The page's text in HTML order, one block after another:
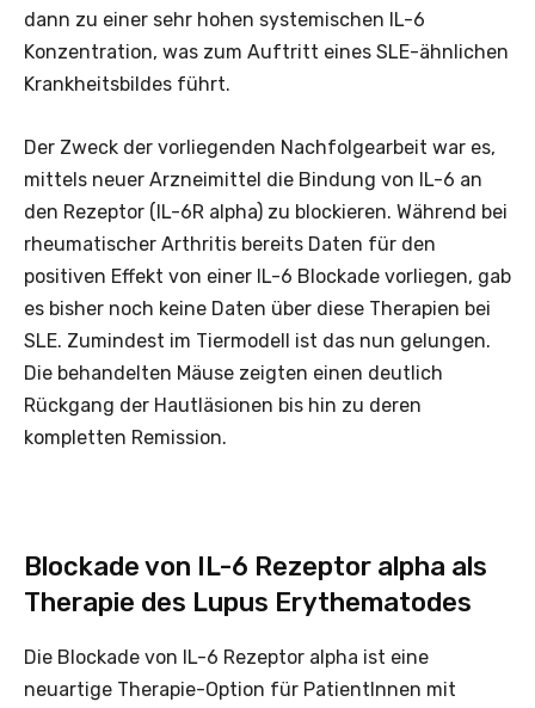
dann zu einer sehr hohen systemischen IL-6
Konzentration, was zum Auftritt eines SLE-ähnlichen
Krankheitsbildes führt.
Der Zweck der vorliegenden Nachfolgearbeit war es,
mittels neuer Arzneimittel die Bindung von IL-6 an
den Rezeptor (IL-6R alpha) zu blockieren. Während bei
rheumatischer Arthritis bereits Daten für den
positiven Effekt von einer IL-6 Blockade vorliegen, gab
es bisher noch keine Daten über diese Therapien bei
SLE. Zumindest im Tiermodell ist das nun gelungen.
Die behandelten Mäuse zeigten einen deutlich
Rückgang der Hautläsionen bis hin zu deren
kompletten Remission.
Blockade von IL-6 Rezeptor alpha als
Therapie des Lupus Erythematodes
Die Blockade von IL-6 Rezeptor alpha ist eine
neuartige Therapie-Option für PatientInnen mit